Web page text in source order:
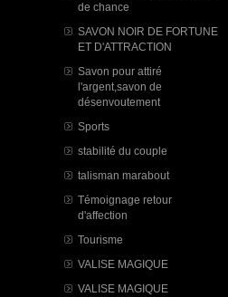
de chance
SAVON NOIR DE FORTUNE
ET D'ATTRACTION
Savon pour attiré
l'argent,savon de
désenvoutement
Sports
stabilité du couple
talisman marabout
Témoignage retour
d'affection
Tourisme
VALISE MAGIQUE
VALISE MAGIQUE